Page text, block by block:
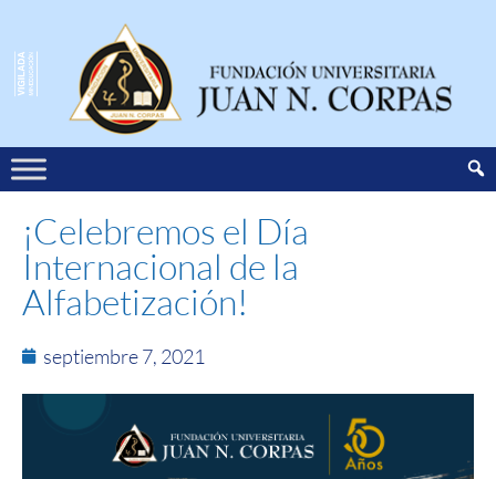
¡Celebremos el Día
Internacional de la
Alfabetización!
septiembre 7, 2021